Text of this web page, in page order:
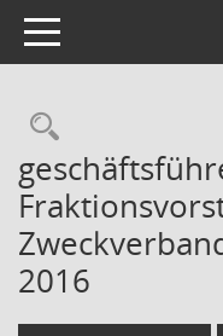
Toggle navigation
2016